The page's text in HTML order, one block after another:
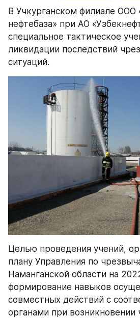
В Учкурганском филиале ООО
нефтебаза» при АО
специальное тактическое
ликвидации последствий
ситуаций.
Целью проведения учений,
плану Управления по
Наманганской области на
формирование навыков
совместных действий с
органами при возникновении